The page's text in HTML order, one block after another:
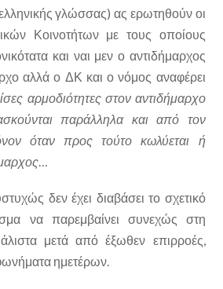
γλώσσας) ας ερωτηθούν οι
Κοινοτήτων με τους οποίους
και ναι μεν ο αντιδήμαρχος
αλλά ο ΔΚ και ο νόμος αναφέρει
αρμοδιότητες στον αντιδήμαρχο
παράλληλα και από τον
όταν προς τούτο κωλύεται ή
…
δεν έχει διαβάσει το σχετικό
να παρεμβαίνει συνεχώς στη
μετά από έξωθεν επιρροές,
ημετέρων.